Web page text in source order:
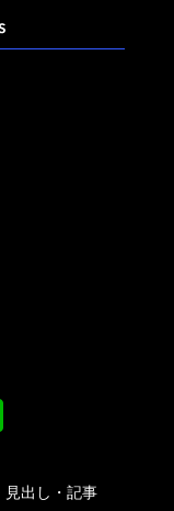
見出し・記事